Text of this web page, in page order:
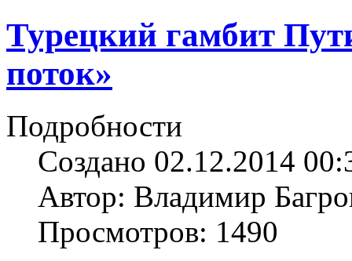
Турецкий гамбит
поток»
Подробности
Создано 02.12.2014
Автор: Владимир
Просмотров: 1490